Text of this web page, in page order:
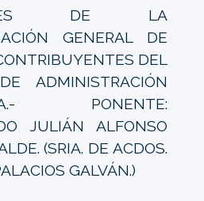
DE LA
GENERAL DE
DEL
ADMINISTRACIÓN
PONENTE:
JULIÁN ALFONSO
(SRIA. DE ACDOS.
GALVÁN.)